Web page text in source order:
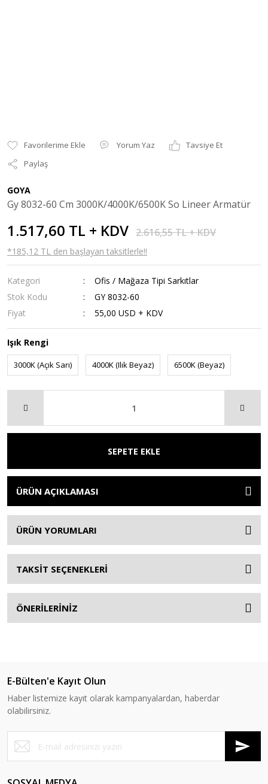
Yorum Yaz
Tavsiye Et
Paylaş
GOYA
Gy 8032-60 Cm 3000K/4000K/6500K So Lineer Armatür
1.517,60 TL + KDV 2.616,55 TL + KDV
*185,12 TL den başlayan taksitlerle!!
Kategori
Ofis / Mağaza Tipi Sarkıtlar
Stok Kodu
GY 8032-60
Fiyat
55,00 USD + KDV
Işık Rengi
3000K (Açık Sarı) 4000K (Ilık Beyaz) 6500K (Beyaz)
SEPETE EKLE
ÜRÜN AÇIKLAMASI
ÜRÜN YORUMLARI
TAKSİT SEÇENEKLERİ
ÖNERİLERİNİZ
E-Bülten'e Kayıt Olun
Haber listemize kayıt olarak kampanyalardan, haberdar
olabilirsiniz.